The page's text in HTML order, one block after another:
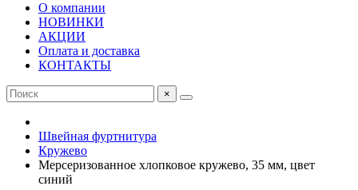
О компании
НОВИНКИ
АКЦИИ
Оплата и доставка
КОНТАКТЫ
×
Швейная фуртнитура
Кружево
Мерсеризованное хлопковое кружево, 35 мм, цвет
синий